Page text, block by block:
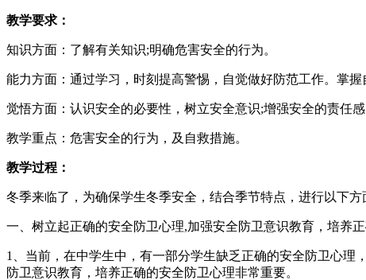
教学要求：
知识方面：了解有关知识;明确危害安全的行为。
能力方面：通过学习，时刻提高警惕，自觉做好防范工作。掌握
觉悟方面：认识安全的必要性，树立安全意识;增强安全的责任感
教学重点：危害安全的行为，及自救措施。
教学过程：
冬季来临了，为确保学生冬季安全，结合季节特点，进行以下方
一、树立起正确的安全防卫心理,加强安全防卫意识教育，培养正
1、当前，在中学生中，有一部分学生缺乏正确的安全防卫心
防卫意识教育，培养正确的安全防卫心理非常重要。